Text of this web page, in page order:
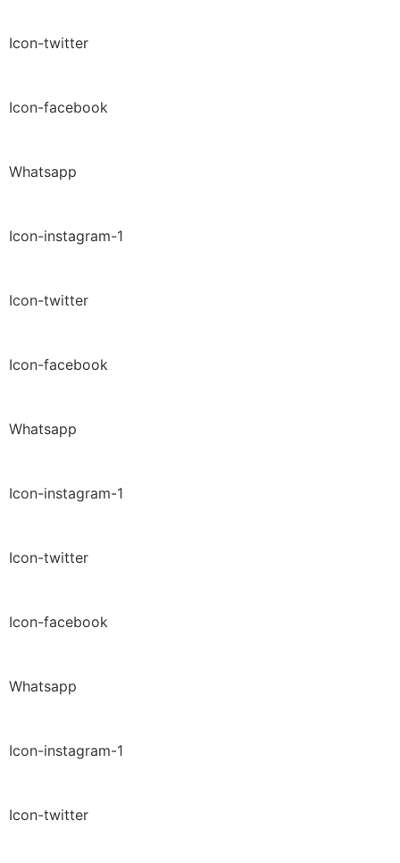
Icon-twitter
Icon-facebook
Whatsapp
Icon-instagram-1
Icon-twitter
Icon-facebook
Whatsapp
Icon-instagram-1
Icon-twitter
Icon-facebook
Whatsapp
Icon-instagram-1
Icon-twitter